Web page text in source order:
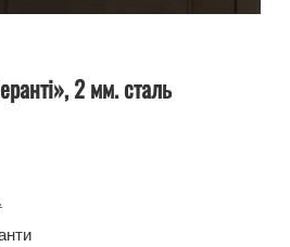
2 мм. сталь